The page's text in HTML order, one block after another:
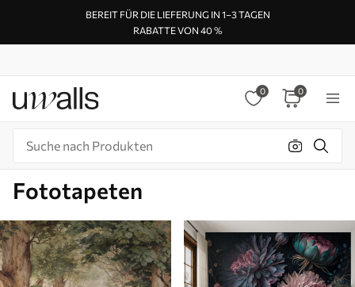
BEREIT FÜR DIE LIEFERUNG IN 1–3 TAGEN
RABATTE VON 40 %
0 0
Fototapeten